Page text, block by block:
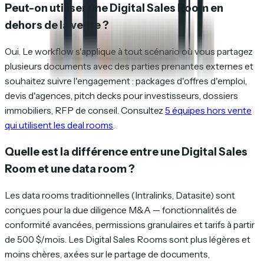
Peut-on utiliser une Digital Sales Room en
dehors de la vente ?
Oui. Le workflow s'applique à tout scénario où vous partagez
plusieurs documents avec des parties prenantes externes et
souhaitez suivre l'engagement : packages d'offres d'emploi,
devis d'agences, pitch decks pour investisseurs, dossiers
immobiliers, RFP de conseil. Consultez 5 équipes hors vente
qui utilisent les deal rooms
Quelle est la différence entre une Digital Sales
Room et une data room ?
Les data rooms traditionnelles (Intralinks, Datasite) sont
conçues pour la due diligence M&A — fonctionnalités de
conformité avancées, permissions granulaires et tarifs à partir
de 500 $/mois. Les Digital Sales Rooms sont plus légères et
moins chères, axées sur le partage de documents,